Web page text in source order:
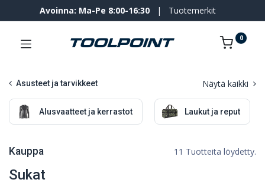
Avoinna: Ma-Pe 8:00-16:30 | Tuotemerkit
0
Asusteet ja tarvikkeet Näytä kaikki
Alusvaatteet ja kerrastot Laukut ja reput
Kauppa 11 Tuotteita löydetty.
Sukat